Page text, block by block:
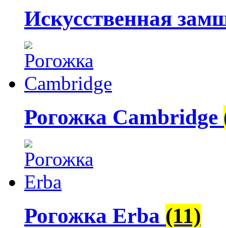
Искусственная
Рогожка Cambridge
Рогожка Erba (11)